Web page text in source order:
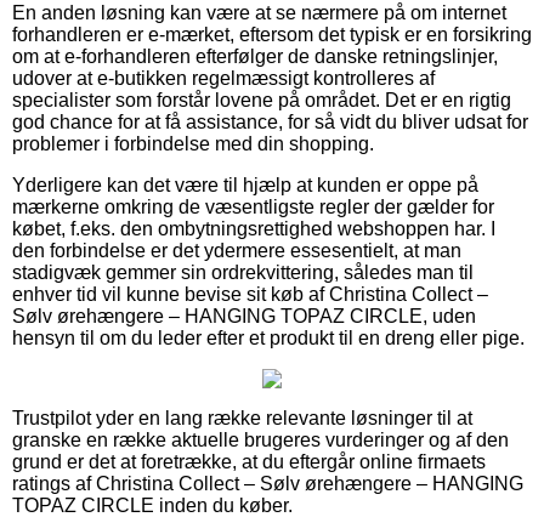
En anden løsning kan være at se nærmere på om internet
forhandleren er e-mærket, eftersom det typisk er en forsikring
om at e-forhandleren efterfølger de danske retningslinjer,
udover at e-butikken regelmæssigt kontrolleres af
specialister som forstår lovene på området. Det er en rigtig
god chance for at få assistance, for så vidt du bliver udsat for
problemer i forbindelse med din shopping.
Yderligere kan det være til hjælp at kunden er oppe på
mærkerne omkring de væsentligste regler der gælder for
købet, f.eks. den ombytningsrettighed webshoppen har. I
den forbindelse er det ydermere essesentielt, at man
stadigvæk gemmer sin ordrekvittering, således man til
enhver tid vil kunne bevise sit køb af Christina Collect –
Sølv ørehængere – HANGING TOPAZ CIRCLE, uden
hensyn til om du leder efter et produkt til en dreng eller pige.
Trustpilot yder en lang række relevante løsninger til at
granske en række aktuelle brugeres vurderinger og af den
grund er det at foretrække, at du eftergår online firmaets
ratings af Christina Collect – Sølv ørehængere – HANGING
TOPAZ CIRCLE inden du køber.